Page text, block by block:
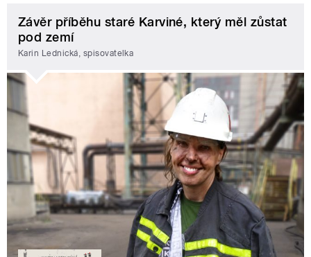
Závěr příběhu staré Karviné, který měl zůstat
pod zemí
Karin Lednická, spisovatelka